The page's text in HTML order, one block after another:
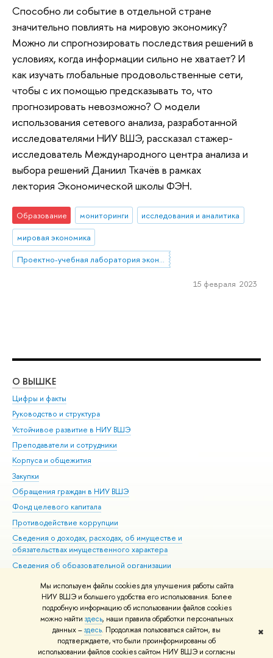
Мы используем файлы cookies для улучшения работы сайта
НИУ ВШЭ и большего удобства его использования. Более
подробную информацию об использовании файлов cookies
можно найти здесь, наши правила обработки персональных
данных –здесь. Продолжая пользоваться сайтом, вы
подтверждаете, что были проинформированы об
использовании файлов cookies сайтом НИУ ВШЭ и согласны
✖
Способно ли событие в отдельной стране
значительно повлиять на мировую экономику?
Можно ли спрогнозировать последствия решений в
условиях, когда информации сильно не хватает? И
как изучать глобальные продовольственные сети,
чтобы с их помощью предсказывать то, что
прогнозировать невозможно? О модели
использования сетевого анализа, разработанной
исследователями НИУ ВШЭ, рассказал стажер-
исследователь Международного центра анализа и
выбора решений Даниил Ткачёв в рамках
лектория Экономической школы ФЭН.
Образование мониторинги
исследования и аналитика
мировая экономика
Проектно-учебная лаборатория экономической журналистики
15 февраля 2023
О ВЫШКЕ
Цифры и факты
Руководство и структура
Устойчивое развитие в НИУ ВШЭ
Преподаватели и сотрудники
Корпуса и общежития
Закупки
Обращения граждан в НИУ ВШЭ
Фонд целевого капитала
Противодействие коррупции
Сведения о доходах, расходах, об имуществе и
обязательствах имущественного характера
Сведения об образовательной организации
Людям с ограниченными возможностями здоровья
Единая платежная страница
Работа в Вышке
© НИУ ВШЭ 1993–2026 Адреса и контакты Условия использования